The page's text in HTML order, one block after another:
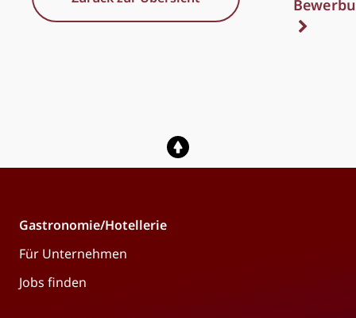
Gastronomie/Hotellerie
Für Unternehmen
Jobs finden